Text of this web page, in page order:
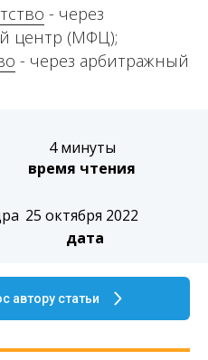
- через
центр (МФЦ);
- через арбитражный
25 октября 2022
дата
4 минуты
время чтения
автору статьи